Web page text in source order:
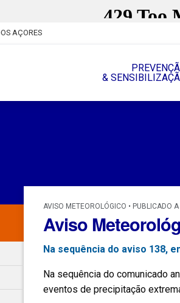
AÇORES
&
AVISO METEOROLÓGICO • PUBLICADO
Aviso
Na sequência do aviso 138,
Na sequência do comunicado
eventos de precipitação